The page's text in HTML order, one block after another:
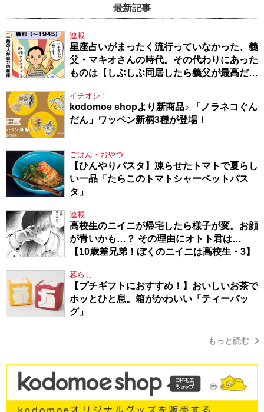
最新記事
連載
星座占いがまったく流行っていなかった、義
父・マキオさんの時代。その代わりにあった
ものは【しぶしぶ同居したら義父が最高だっ
イチオシ！
kodomoe shopより新商品♪ 「ノラネコぐん
だん」ワッペン新柄3種が登場！
ごはん・おやつ
【ひんやりパスタ】凍らせたトマトで夏らし
い一品「たらこのトマトシャーベットパス
タ」
連載
高校生のニイニが帰宅したら様子が変。お顔
が青いかも…？ その理由にオトト君は…
【10歳差兄弟！ぼくのニイニは高校生・3】
暮らし
【プチギフトにおすすめ！】おいしいお茶で
ホッとひと息。箱がかわいい「ティーバッ
グ」
もっと読む